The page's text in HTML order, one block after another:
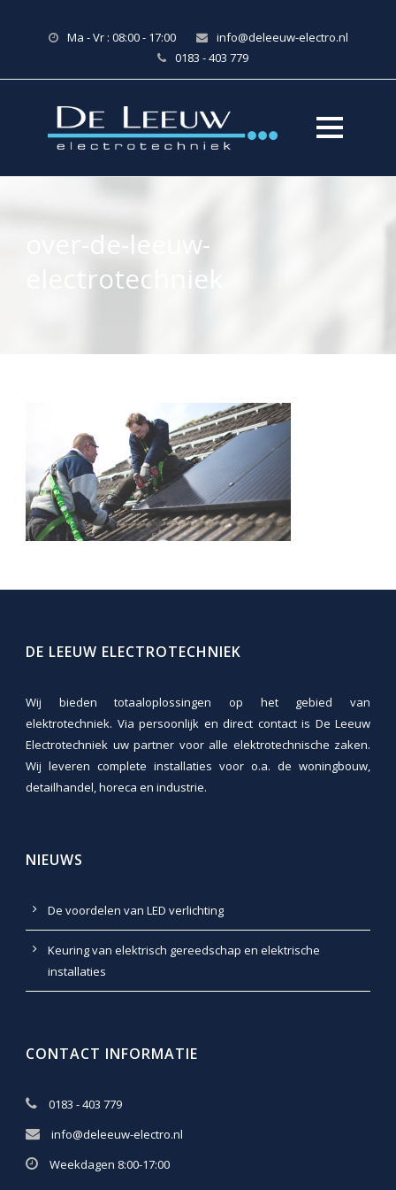
Ma - Vr : 08:00 - 17:00
info@deleeuw-electro.nl
0183 - 403 779
over-de-leeuw-
electrotechniek
DE LEEUW ELECTROTECHNIEK
Wij bieden totaaloplossingen op het gebied van
elektrotechniek. Via persoonlijk en direct contact is De Leeuw
Electrotechniek uw partner voor alle elektrotechnische zaken.
Wij leveren complete installaties voor o.a. de woningbouw,
detailhandel, horeca en industrie.
NIEUWS
De voordelen van LED verlichting
Keuring van elektrisch gereedschap en elektrische
installaties
CONTACT INFORMATIE
0183 - 403 779
info@deleeuw-electro.nl
Weekdagen 8:00-17:00